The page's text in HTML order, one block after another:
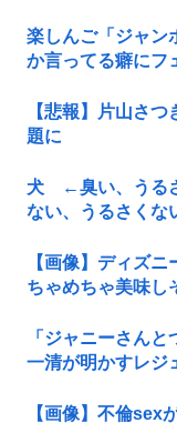
楽しんご「ジャン
か言ってる癖にフ
【悲報】片山さ
題に
犬 ←臭い、う
ない、うるさくな
【画像】ディズ
ちゃめちゃ美味し
「ジャニーさん
一清が明かすレジ
【画像】不倫sex